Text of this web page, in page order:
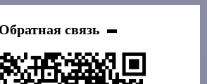
Обратная связь